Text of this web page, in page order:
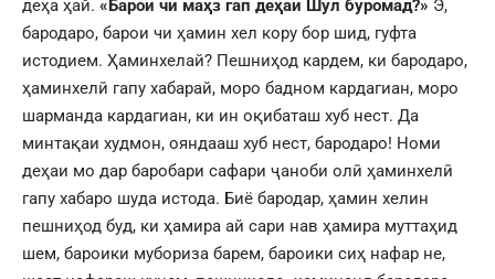
деҳа ҳай. «Барои чи маҳз гап деҳаи Шул буромад?» Э,
бародаро, барои чи ҳамин хел кору бор шид, гуфта
истодием. Ҳаминхелай? Пешниҳод кардем, ки бародаро,
ҳаминхелӣ гапу хабарай, моро бадном кардагиан, моро
шарманда кардагиан, ки ин оқибаташ хуб нест. Да
минтақаи худмон, ояндааш хуб нест, бародаро! Номи
деҳаи мо дар баробари сафари ҷаноби олӣ ҳаминхелӣ
гапу хабаро шуда истода. Биё бародар, ҳамин хелин
пешниҳод буд, ки ҳамира ай сари нав ҳамира муттаҳид
шем, бароики мубориза барем, бароики сиҳ нафар не,